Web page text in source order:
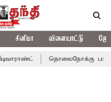
சினிமா விளையாட்டு
தொலைநோக்கு பார்வையுடன்